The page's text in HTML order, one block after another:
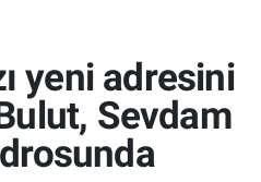
yeni adresini
Sevdam